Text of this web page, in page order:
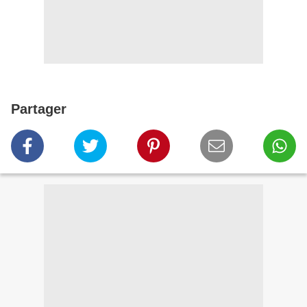
Partager